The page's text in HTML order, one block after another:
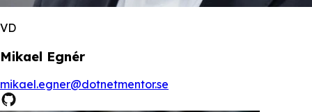
VD
Mikael Egnér
mikael.egner@dotnetmentor.se